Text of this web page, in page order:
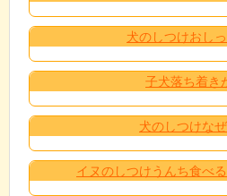
犬のしつけおし
子犬落ち着き
犬のしつけな
イヌのしつけうんち食べ